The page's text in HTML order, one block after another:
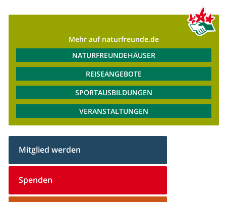
Mehr auf naturfreunde.de
NATURFREUNDEHÄUSER
REISEANGEBOTE
SPORTAUSBILDUNGEN
VERANSTALTUNGEN
Mitglied werden
Spenden